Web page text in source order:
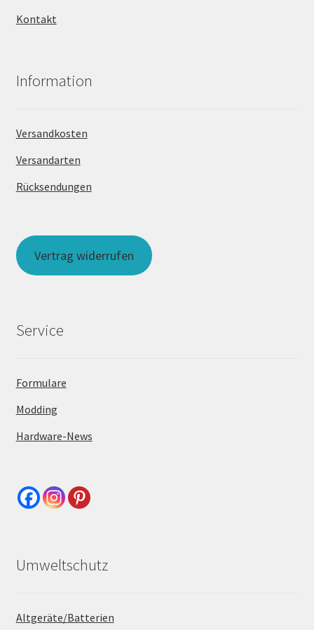
Kontakt
Information
Versandkosten
Versandarten
Rücksendungen
Vertrag widerrufen
Service
Formulare
Modding
Hardware-News
Umweltschutz
Altgeräte/Batterien